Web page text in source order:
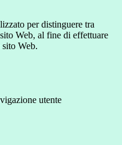
per distinguere tra
Web, al fine di effettuare
Web.
utente